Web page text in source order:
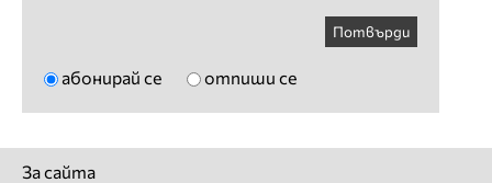
Потвърди
абонирай се отпиши се
За сайта